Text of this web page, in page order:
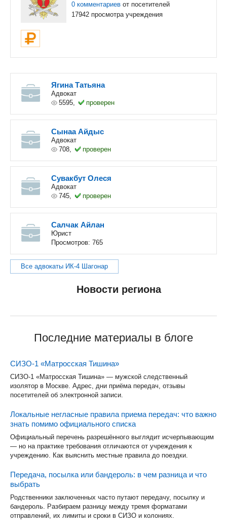
0 комментариев от посетителей
17942 просмотра учреждения
Ягина Татьяна
Адвокат
5595,
проверен
Сынаа Айдыс
Адвокат
708,
проверен
Сувакбут Олеся
Адвокат
745,
проверен
Салчак Айлан
Юрист
Просмотров: 765
Все адвокаты ИК-4 Шагонар
Новости региона
Последние материалы в блоге
СИЗО-1 «Матросская Тишина»
СИЗО-1 «Матросская Тишина» — мужской следственный
изолятор в Москве. Адрес, дни приёма передач, отзывы
посетителей об электронной записи.
Локальные негласные правила приема передач: что важно
знать помимо официального списка
Официальный перечень разрешённого выглядит исчерпывающим
— но на практике требования отличаются от учреждения к
учреждению. Как выяснить местные правила до поездки.
Передача, посылка или бандероль: в чем разница и что
выбрать
Родственники заключенных часто путают передачу, посылку и
бандероль. Разбираем разницу между тремя форматами
отправлений, их лимиты и сроки в СИЗО и колониях.